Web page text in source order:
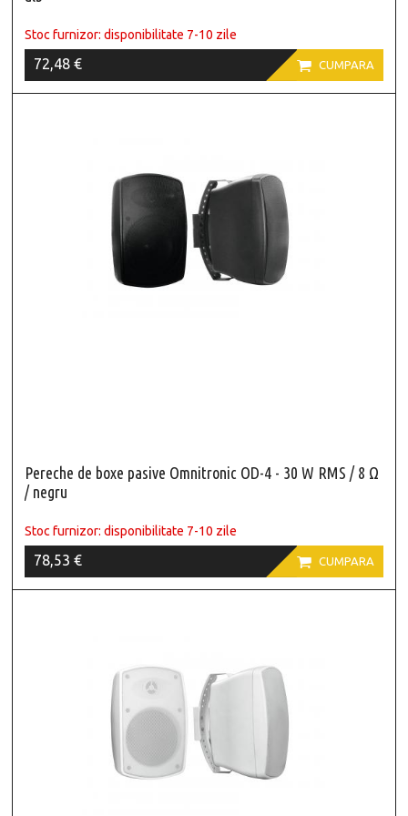
Stoc furnizor: disponibilitate 7-10 zile
 CUMPARA
72,48 €
Pereche de boxe pasive Omnitronic OD-4 - 30 W RMS / 8 Ω
/ negru
Stoc furnizor: disponibilitate 7-10 zile
 CUMPARA
78,53 €